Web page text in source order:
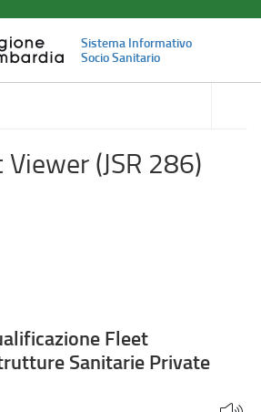
Sistema Informativo
Socio Sanitario
accedi
(JSR 286)
Fleet
Sanitarie Private